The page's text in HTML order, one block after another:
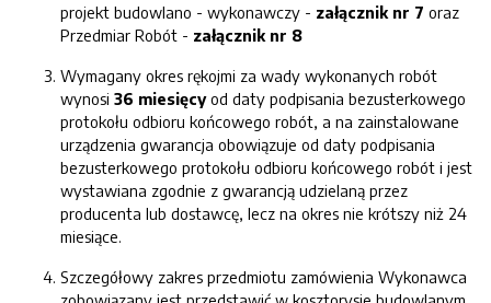
projekt budowlano - wykonawczy - załącznik nr 7 oraz
Przedmiar Robót - załącznik nr 8
Wymagany okres rękojmi za wady wykonanych robót
wynosi 36 miesięcyod daty podpisania bezusterkowego
protokołu odbioru końcowego robót, a na zainstalowane
urządzenia gwarancja obowiązuje od daty podpisania
bezusterkowego protokołu odbioru końcowego robót i jest
wystawiana zgodnie z gwarancją udzielaną przez
producenta lub dostawcę, lecz na okres nie krótszy niż 24
miesiące.
Szczegółowy zakres przedmiotu zamówienia Wykonawca